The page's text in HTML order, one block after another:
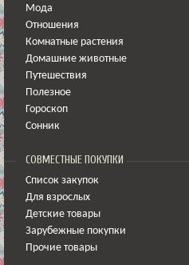
Мода
Отношения
Комнатные растения
Домашние животные
Путешествия
Полезное
Гороскоп
Сонник
СОВМЕСТНЫЕ ПОКУПКИ
Список закупок
Для взрослых
Детские товары
Зарубежные покупки
Прочие товары